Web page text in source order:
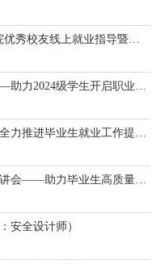
“筑”梦职场 校友领航 ——建筑学院优秀校友线上就业指导暨专场招...
建筑学院开展企业专场宣讲活动——助力2024级学生开启职业发展新篇...
建筑学院召开就业工作专题会——全力推进毕业生就业工作提质增效
建筑学院开展硅翔科技专场招聘宣讲会——助力毕业生高质量就业
安全设计师）